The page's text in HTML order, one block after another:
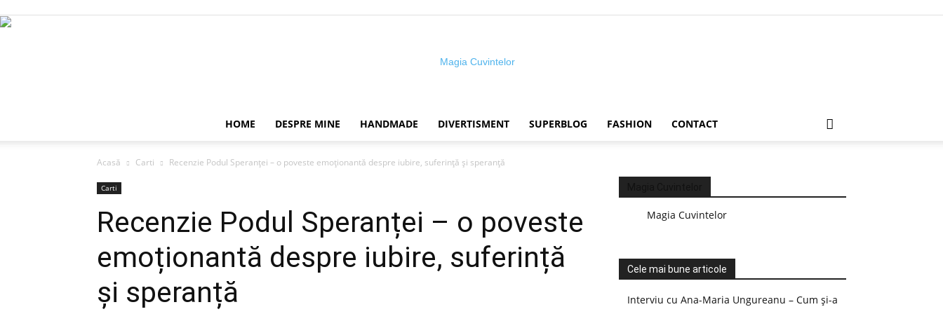
cuvintelor
HOME DESPRE MINE HANDMADE DIVERTISMENT SUPERBLOG FASHION CONTACT
Acasă Carti Recenzie Podul Speranței – o poveste emoționantă despre iubire, suferință și speranță
Carti
Recenzie Podul Speranței – o poveste
emoționantă despre iubire, suferință
și speranță
Magia Cuvintelor
Cele mai bune articole
Interviu cu Ana-Maria Ungureanu – Cum și-a